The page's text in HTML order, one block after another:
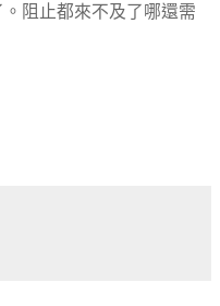
阻止都來不及了哪還需